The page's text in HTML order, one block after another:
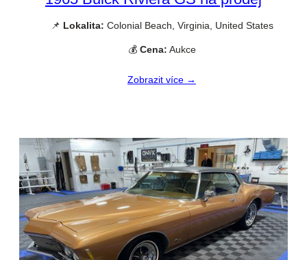
📌 Lokalita: Colonial Beach, Virginia, United States
💰 Cena: Aukce
Zobrazit více →